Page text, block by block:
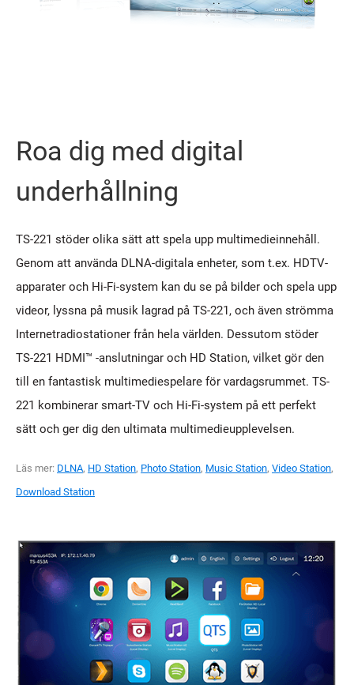
Roa dig med digital
underhållning
TS-221 stöder olika sätt att spela upp multimedieinnehåll.
Genom att använda DLNA-digitala enheter, som t.ex. HDTV-
apparater och Hi-Fi-system kan du se på bilder och spela upp
videor, lyssna på musik lagrad på TS-221, och även strömma
Internetradiostationer från hela världen. Dessutom stöder
TS-221 HDMI™ -anslutningar och HD Station, vilket gör den
till en fantastisk multimediespelare för vardagsrummet. TS-
221 kombinerar smart-TV och Hi-Fi-system på ett perfekt
sätt och ger dig den ultimata multimedieupplevelsen.
Läs mer: DLNA, HD Station, Photo Station, Music Station, Video Station,
Download Station